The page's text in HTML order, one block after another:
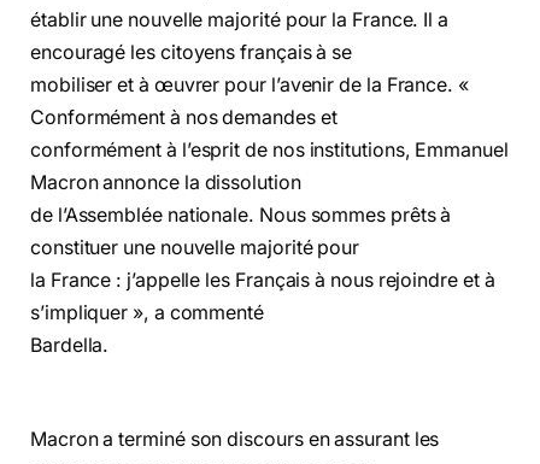
établir une nouvelle majorité pour la France. Il a
encouragé les citoyens français à se
mobiliser et à œuvrer pour l’avenir de la France. «
Conformément à nos demandes et
conformément à l’esprit de nos institutions, Emmanuel
Macron annonce la dissolution
de l’Assemblée nationale. Nous sommes prêts à
constituer une nouvelle majorité pour
la France : j’appelle les Français à nous rejoindre et à
s’impliquer », a commenté
Bardella.
Macron a terminé son discours en assurant les